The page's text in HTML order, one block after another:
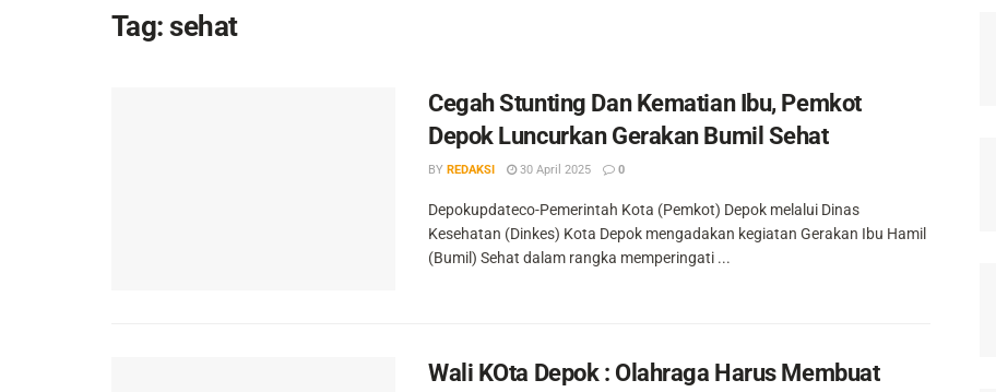
Tag:sehat
Cegah Stunting Dan Kematian Ibu, Pemkot
Depok Luncurkan Gerakan Bumil Sehat
BY REDAKSI 30 April 2025 0
Depokupdateco-Pemerintah Kota (Pemkot) Depok melalui Dinas
Kesehatan (Dinkes) Kota Depok mengadakan kegiatan Gerakan Ibu Hamil
(Bumil) Sehat dalam rangka memperingati ...
Wali KOta Depok : Olahraga Harus Membuat